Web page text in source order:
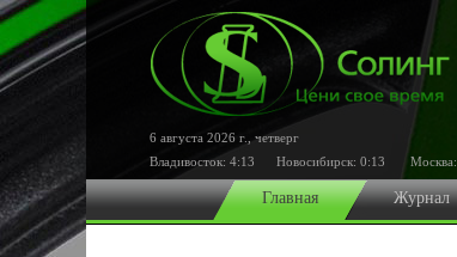
6 августа 2026 г.
четверг
Владивосток: 4:13 Новосибирск: 0:13 Москва:
Главная Журнал